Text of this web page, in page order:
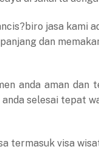
jasa kami
dan
anda aman dan
selesai tepat
termasuk visa